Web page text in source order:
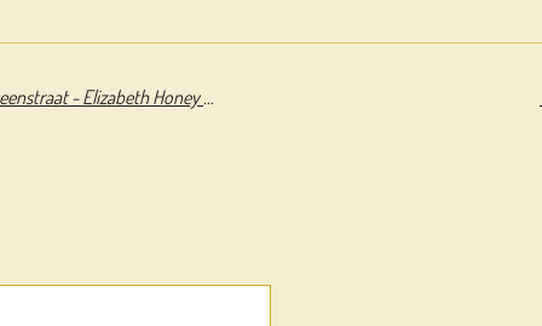
Nieuwe vrienden voor de Steenstraat - Elizabeth Honey & Annet Schaap